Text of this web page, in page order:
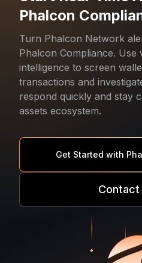
Phalcon
Turn Phalcon Network
Phalcon Compliance. Use
intelligence to screen
transactions and
respond quickly and stay
assets ecosystem.
Get Started with
Contact